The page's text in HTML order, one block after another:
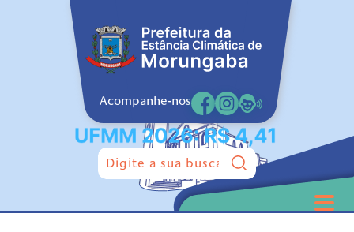
Acompanhe-nos
Pesquisar: